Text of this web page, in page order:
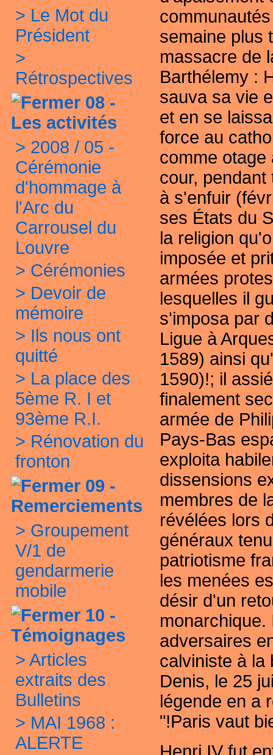
> Le Mot du
Président
>
Rétrospectives
08 -
Les activités
> 2008 / 05 -
Cérémonie
d'hommage à
l'Arc du
Carrousel du
Louvre
> Cérémonies
> Devoir de
mémoire
> Ils nous ont
quitté
> La place des
5ème R. I et
93ème R.I.
> Rénovation du
fronton
09 -
Remerciements
> Groupement
V/1 de
gendarmerie
mobile
10 -
Témoignages
> Articles
extraits des
Bulletins
> MAI 1968 :
ALERTE
semaine plus
massacre de
Barthélemy :
sauva sa vie
et en se
force au
comme otage
cour,
à s'enfuir
ses États du
la religion
imposée et
armées
lesquelles il
s'imposa par
Ligue à
1589) ainsi
1590)!; il
finalement
armée de
Pays-Bas
exploita
dissensions
membres de
révélées lors
généraux
patriotisme
les menées
désir d'un
adversaires
calviniste à la
Denis, le 25
légende en a
"!Paris vaut